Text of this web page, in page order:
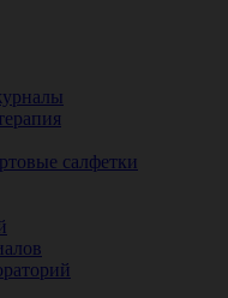
салфетки